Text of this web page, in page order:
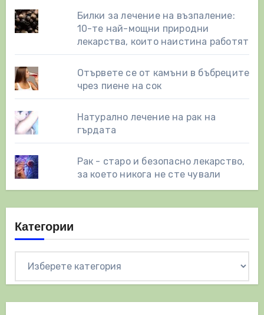
Билки за лечение на възпаление:
10-те най-мощни природни
лекарства, които наистина работят
Отървете се от камъни в бъбреците
чрез пиене на сок
Натурално лечение на рак на
гърдата
Рак - старо и безопасно лекарство,
за което никога не сте чували
Категории